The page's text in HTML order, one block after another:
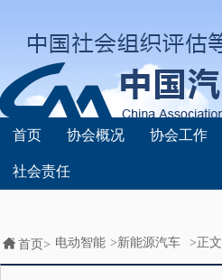
首页 协会概况 协会工作
社会责任
首页> 电动智能 >新能源汽车 >正文